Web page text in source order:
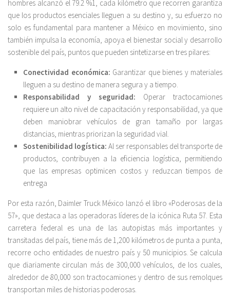
hombres alcanzó el 79.2 %1, cada kilómetro que recorren garantiza
que los productos esenciales lleguen a su destino y, su esfuerzo no
solo es fundamental para mantener a México en movimiento, sino
también impulsa la economía, apoya el bienestar social y desarrollo
sostenible del país, puntos que pueden sintetizarse en tres pilares:
Conectividad económica: Garantizar que bienes y materiales
lleguen a su destino de manera segura y a tiempo.
Responsabilidad y seguridad: Operar tractocamiones
requiere un alto nivel de capacitación y responsabilidad, ya que
deben maniobrar vehículos de gran tamaño por largas
distancias, mientras priorizan la seguridad vial.
Sostenibilidad logística: Al ser responsables del transporte de
productos, contribuyen a la eficiencia logística, permitiendo
que las empresas optimicen costos y reduzcan tiempos de
entrega
Por esta razón, Daimler Truck México lanzó el libro «Poderosas de la
57», que destaca a las operadoras líderes de la icónica Ruta 57. Esta
carretera federal es una de las autopistas más importantes y
transitadas del país, tiene más de 1,200 kilómetros de punta a punta,
recorre ocho entidades de nuestro país y 50 municipios. Se calcula
que diariamente circulan más de 300,000 vehículos, de los cuales,
alrededor de 80,000 son tractocamiones y dentro de sus remolques
transportan miles de historias poderosas.